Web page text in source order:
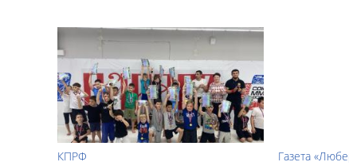
КПРФ
Газета